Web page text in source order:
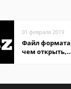
01 февраля 2019
Файл формата
чем открыть,